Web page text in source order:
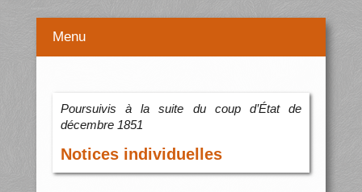
Menu
Poursuivis à la suite du coup d’État de
décembre 1851
Notices individuelles